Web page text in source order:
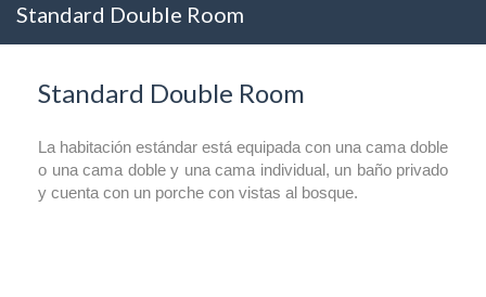
Standard Double Room
Standard Double Room
La habitación estándar está equipada con una cama doble
o una cama doble y una cama individual, un baño privado
y cuenta con un porche con vistas al bosque.